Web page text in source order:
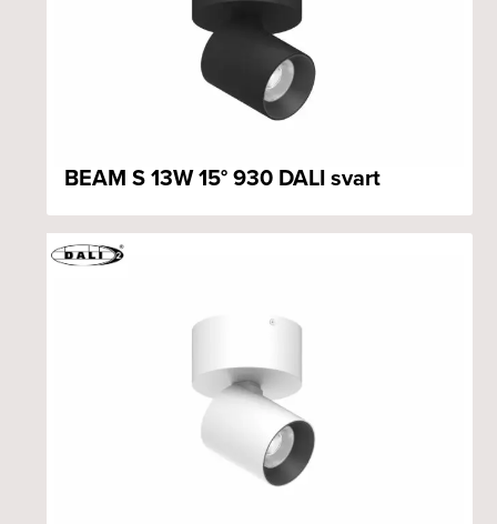
BEAM S 13W 15° 930 DALI svart